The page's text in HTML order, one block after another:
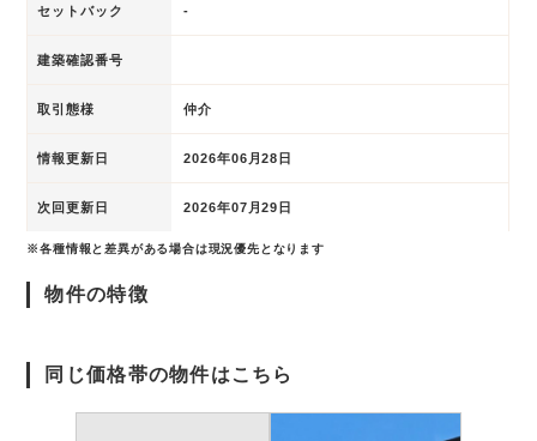
セットバック -
建築確認番号
取引態様 仲介
情報更新日 2026年06月28日
次回更新日 2026年07月29日
※各種情報と差異がある場合は現況優先となります
物件の特徴
同じ価格帯の物件はこちら